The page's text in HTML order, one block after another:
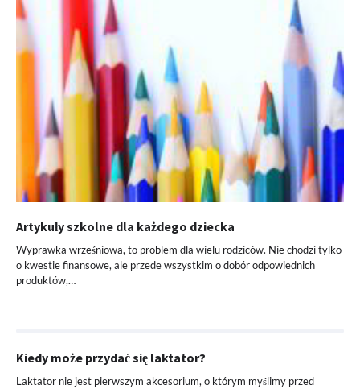
Artykuły szkolne dla każdego dziecka
Wyprawka wrześniowa, to problem dla wielu rodziców. Nie chodzi tylko
o kwestie finansowe, ale przede wszystkim o dobór odpowiednich
produktów,…
Kiedy może przydać się laktator?
Laktator nie jest pierwszym akcesorium, o którym myślimy przed